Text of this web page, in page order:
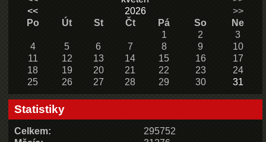
<<
2026
>>
Po
Út St Čt Pá So
Ne
1
2
3
4
5 6 7 8 9
10
11
12 13 14 15 16
17
18
19 20 21 22 23
24
25
26 27 28 29 30 31
Statistiky
Celkem:
295752